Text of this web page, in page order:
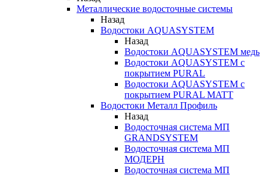
Металлические водосточные системы
Назад
Водостоки AQUASYSTEM
Назад
Водостоки AQUASYSTEM медь
Водостоки AQUASYSTEM с
покрытием PURAL
Водостоки AQUASYSTEM с
покрытием PURAL MATT
Водостоки Металл Профиль
Назад
Водосточная система МП
GRANDSYSTEM
Водосточная система МП
МОДЕРН
Водосточная система МП